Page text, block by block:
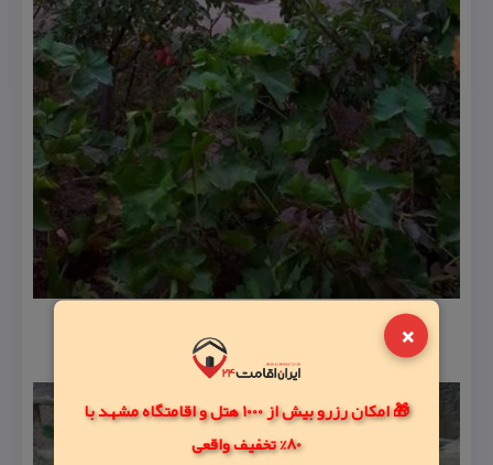
×
🎁 امکان رزرو بیش از 1000 هتل و اقامتگاه مشهد با
80% تخفیف واقعی